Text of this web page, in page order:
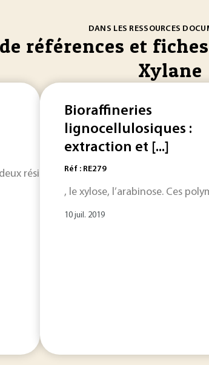
DANS LES RESSOURCES
références et
Xylane
résidus de la chaîne principale de
Bioraffineries
lignocellulosiques :
extraction et [...]
Réf : RE279
, le xylose, l’arabinose. Ces
10 juil. 2019